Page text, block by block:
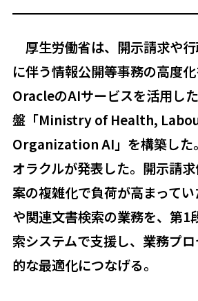
厚生労働省は、開示請求や
に伴う情報公開等事務の高度化
OracleのAIサービスを活用し
盤「Ministry of Health,
Organization AI」を構築した
オラクルが発表した。開示請
案の複雑化で負荷が高まって
や関連文書検索の業務を、第1
索システムで支援し、業務プ
的な最適化につなげる。